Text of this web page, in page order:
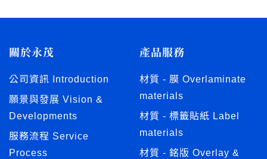
關於永茂
公司資訊 Introduction
願景與發展 Vision &
Developments
服務流程 Service
Process
產品服務
材質 - 膜 Overlaminate
materials
材質 - 標籤貼紙 Label
materials
材質 - 銘版 Overlay &